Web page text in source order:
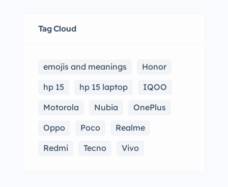
Tag Cloud
emojis and meanings
Honor
hp 15
hp 15 laptop
IQOO
Motorola
Nubia
OnePlus
Oppo
Poco
Realme
Redmi
Tecno Vivo